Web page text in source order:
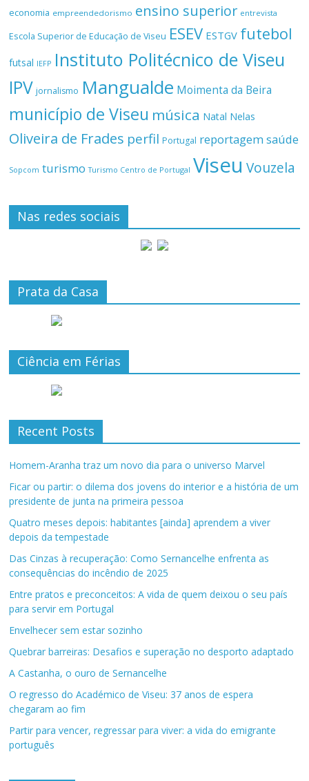
economia empreendedorismo ensino superior entrevista
Escola Superior de Educação de Viseu ESEV ESTGV futebol
futsal IEFP Instituto Politécnico de Viseu
IPV jornalismo Mangualde Moimenta da Beira
município de Viseu música Natal Nelas
Oliveira de Frades perfil Portugal reportagemsaúde
Sopcom turismo Turismo Centro de Portugal Viseu Vouzela
Nas redes sociais
Prata da Casa
Ciência em Férias
Recent Posts
Homem-Aranha traz um novo dia para o universo Marvel
Ficar ou partir: o dilema dos jovens do interior e a história de um
presidente de junta na primeira pessoa
Quatro meses depois: habitantes [ainda] aprendem a viver
depois da tempestade
Das Cinzas à recuperação: Como Sernancelhe enfrenta as
consequências do incêndio de 2025
Entre pratos e preconceitos: A vida de quem deixou o seu país
para servir em Portugal
Envelhecer sem estar sozinho
Quebrar barreiras: Desafios e superação no desporto adaptado
A Castanha, o ouro de Sernancelhe
O regresso do Académico de Viseu: 37 anos de espera
chegaram ao fim
Partir para vencer, regressar para viver: a vida do emigrante
português